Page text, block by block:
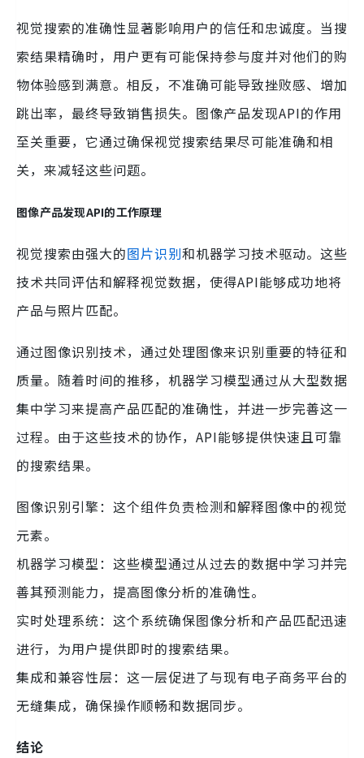
视觉搜索的准确性显著影响用户的信任和忠诚度。当搜
索结果精确时，用户更有可能保持参与度并对他们的购
物体验感到满意。相反，不准确可能导致挫败感、增加
跳出率，最终导致销售损失。图像产品发现API的作用
至关重要，它通过确保视觉搜索结果尽可能准确和相
关，来减轻这些问题。
图像产品发现API的工作原理
视觉搜索由强大的图片识别和机器学习技术驱动。这些
技术共同评估和解释视觉数据，使得API能够成功地将
产品与照片匹配。
通过图像识别技术，通过处理图像来识别重要的特征和
质量。随着时间的推移，机器学习模型通过从大型数据
集中学习来提高产品匹配的准确性，并进一步完善这一
过程。由于这些技术的协作，API能够提供快速且可靠
的搜索结果。
图像识别引擎：这个组件负责检测和解释图像中的视觉
元素。
机器学习模型：这些模型通过从过去的数据中学习并完
善其预测能力，提高图像分析的准确性。
实时处理系统：这个系统确保图像分析和产品匹配迅速
进行，为用户提供即时的搜索结果。
集成和兼容性层：这一层促进了与现有电子商务平台的
无缝集成，确保操作顺畅和数据同步。
结论